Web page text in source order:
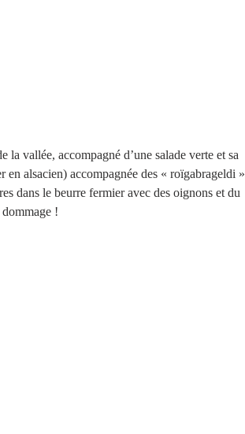
la vallée, accompagné d’une salade verte et sa
alsacien) accompagnée des « roïgabrageldi »
dans le beurre fermier avec des oignons et du
!